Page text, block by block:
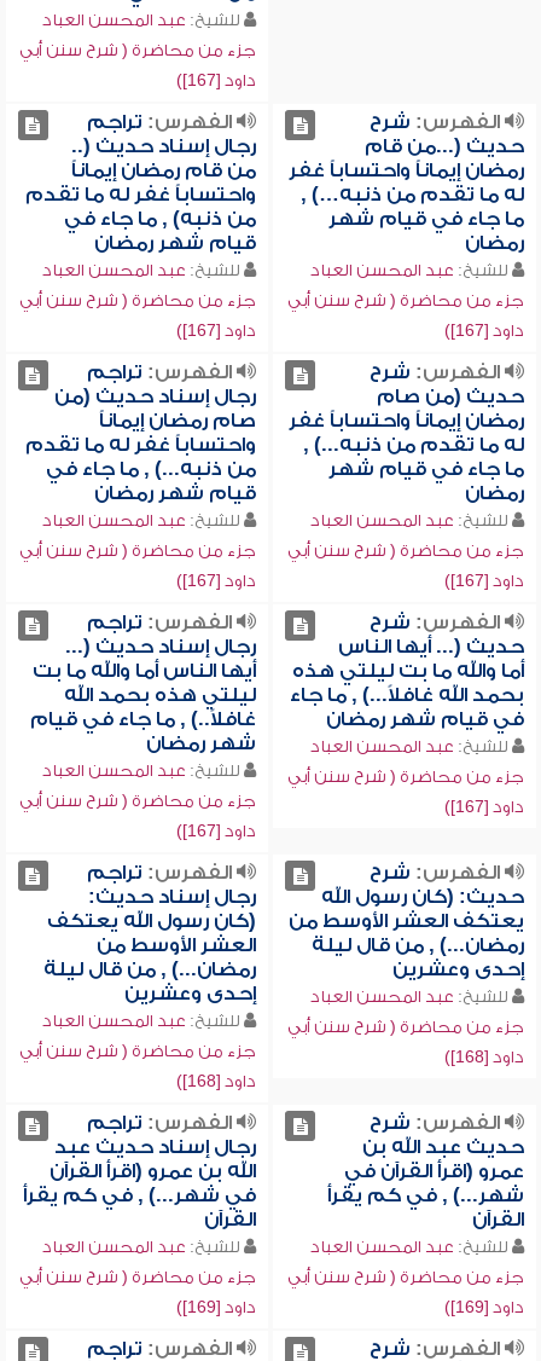
للشيخ: عبد المحسن العباد
جزء من محاضرة ( شرح سنن أبي
داود [167])
الفهرس: شرح
حديث (...من قام
رمضان إيماناً واحتساباً غفر
له ما تقدم من ذنبه…) ,
ما جاء في قيام شهر
رمضان
للشيخ: عبد المحسن العباد
جزء من محاضرة ( شرح سنن أبي
داود [167])
الفهرس: تراجم
رجال إسناد حديث (..
من قام رمضان إيماناً
واحتساباً غفر له ما تقدم
من ذنبه) , ما جاء في
قيام شهر رمضان
للشيخ: عبد المحسن العباد
جزء من محاضرة ( شرح سنن أبي
داود [167])
الفهرس: شرح
حديث (من صام
رمضان إيماناً واحتساباً غفر
له ما تقدم من ذنبه...) ,
ما جاء في قيام شهر
رمضان
للشيخ: عبد المحسن العباد
جزء من محاضرة ( شرح سنن أبي
داود [167])
الفهرس: تراجم
رجال إسناد حديث (من
صام رمضان إيماناً
واحتساباً غفر له ما تقدم
من ذنبه...) , ما جاء في
قيام شهر رمضان
للشيخ: عبد المحسن العباد
جزء من محاضرة ( شرح سنن أبي
داود [167])
الفهرس: شرح
حديث (... أيها الناس
أما والله ما بت ليلتي هذه
بحمد الله غافلاً...) , ما جاء
في قيام شهر رمضان
للشيخ: عبد المحسن العباد
جزء من محاضرة ( شرح سنن أبي
داود [167])
الفهرس: تراجم
رجال إسناد حديث (...
أيها الناس أما والله ما بت
ليلتي هذه بحمد الله
غافلاً..) , ما جاء في قيام
شهر رمضان
للشيخ: عبد المحسن العباد
جزء من محاضرة ( شرح سنن أبي
داود [167])
الفهرس: شرح
حديث: (كان رسول الله
يعتكف العشر الأوسط من
رمضان...) , من قال ليلة
إحدى وعشرين
للشيخ: عبد المحسن العباد
جزء من محاضرة ( شرح سنن أبي
داود [168])
الفهرس: تراجم
رجال إسناد حديث:
(كان رسول الله يعتكف
العشر الأوسط من
رمضان...) , من قال ليلة
إحدى وعشرين
للشيخ: عبد المحسن العباد
جزء من محاضرة ( شرح سنن أبي
داود [168])
الفهرس: شرح
حديث عبد الله بن
عمرو (اقرأ القرآن في
شهر...) , في كم يقرأ
القرآن
للشيخ: عبد المحسن العباد
جزء من محاضرة ( شرح سنن أبي
داود [169])
الفهرس: تراجم
رجال إسناد حديث عبد
الله بن عمرو (اقرأ القرآن
في شهر...) , في كم يقرأ
القرآن
للشيخ: عبد المحسن العباد
جزء من محاضرة ( شرح سنن أبي
داود [169])
الفهرس: شرح
الفهرس: تراجم